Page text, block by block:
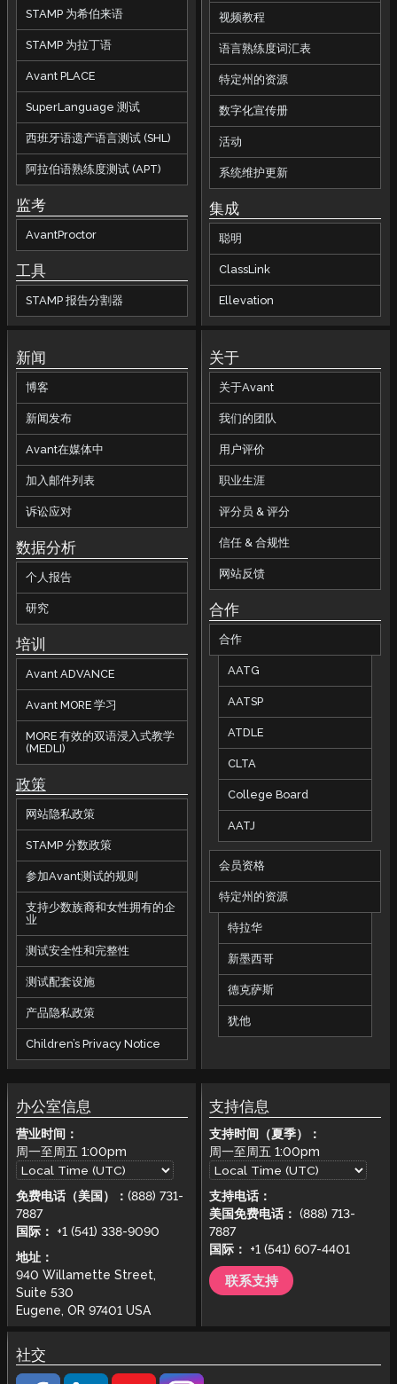
STAMP 为希伯来语
STAMP 为拉丁语
Avant PLACE
SuperLanguage 测试
西班牙语遗产语言测试 (SHL)
阿拉伯语熟练度测试 (APT)
监考
AvantProctor
工具
STAMP 报告分割器
视频教程
语言熟练度词汇表
特定州的资源
数字化宣传册
活动
系统维护更新
集成
聪明
ClassLink
Ellevation
新闻
博客
新闻发布
Avant在媒体中
加入邮件列表
诉讼应对
数据分析
个人报告
研究
培训
Avant ADVANCE
Avant MORE 学习
MORE 有效的双语浸入式教学
(MEDLI)
政策
网站隐私政策
STAMP 分数政策
参加Avant测试的规则
支持少数族裔和女性拥有的企
业
测试安全性和完整性
测试配套设施
产品隐私政策
Children’s Privacy Notice
关于
关于Avant
我们的团队
用户评价
职业生涯
评分员 & 评分
信任 & 合规性
网站反馈
合作
合作
AATG
AATSP
ATDLE
CLTA
College Board
AATJ
会员资格
特定州的资源
特拉华
新墨西哥
德克萨斯
犹他
办公室信息
营业时间：
周一至周五 1:00pm
免费电话（美国）： (888) 731-
7887
国际：
+1 (541) 338-9090
地址：
940 Willamette Street,
Suite 530
Eugene, OR 97401 USA
支持信息
支持时间（夏季）：
周一至周五1:00pm
支持电话：
美国免费电话： (888) 713-
7887
国际：
+1 (541) 607-4401
联系支持
社交